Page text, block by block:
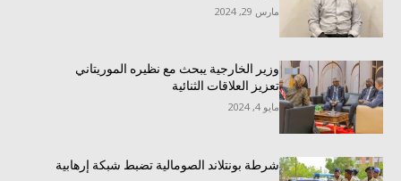
مارس 29, 2024
وزير الخارجية يبحث مع نظيره الموريتاني
تعزيز العلاقات الثنائية
مايو 4, 2024
شرطة بونتلاند الصومالية تضبط شبكة إرهابية